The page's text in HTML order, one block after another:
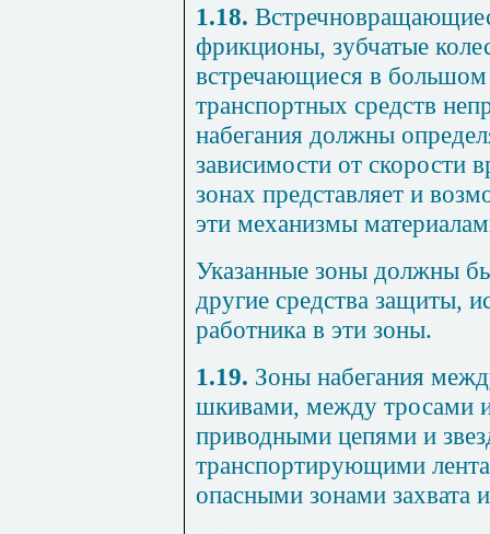
1.18.
фрикционы, зубчатые
встречающиеся в большом
транспортных средств
набегания должны
зависимости от скорости
зонах представляет и
эти механизмы
Указанные зоны должны
другие средства защиты,
работника в эти зоны.
1.19. Зоны набегания
шкивами, между тросами
приводными цепями и
транспортирующими
опасными зонами